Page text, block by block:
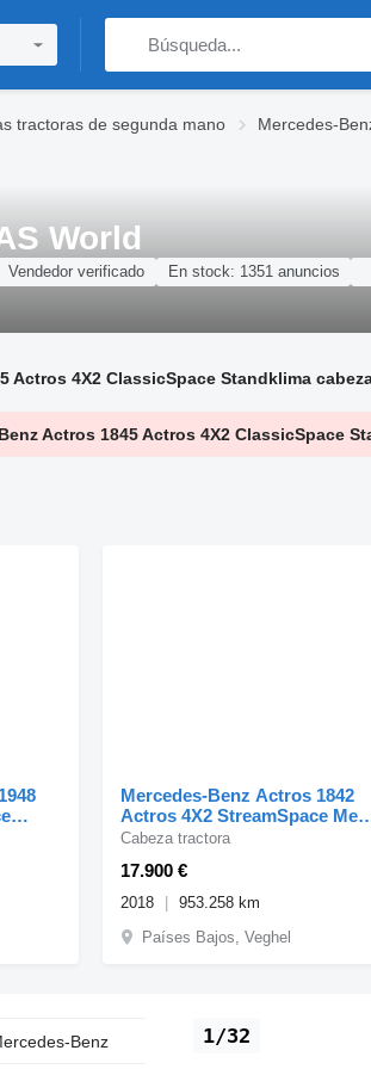
tractoras de segunda mano Mercedes-
World
Vendedor verificado En stock: 1351 anuncios
Actros 4X2 ClassicSpace Standklima
Actros 1845 Actros 4X2 ClassicSpace
Mercedes-Benz Actros 1842
Actros 4X2 StreamSpace
NL-Truck 2x Tanks Hebesa
17.900 €
Cabeza tractora
2018
953.258 km
Países Bajos, Veghel
1/32
Benz